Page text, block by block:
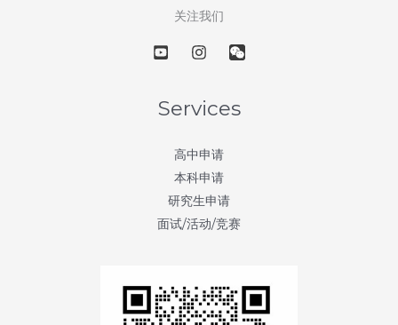
关注我们
Services
高中申请
本科申请
研究生申请
面试/活动/竞赛